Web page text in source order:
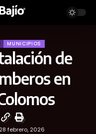
MUNICIPIOS
de
en
febrero, 2026